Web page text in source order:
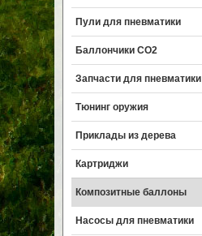
Пули для пневматики
Баллончики CO2
Запчасти для пневматики
Тюнинг оружия
Приклады из дерева
Картриджи
Композитные баллоны
Насосы для пневматики